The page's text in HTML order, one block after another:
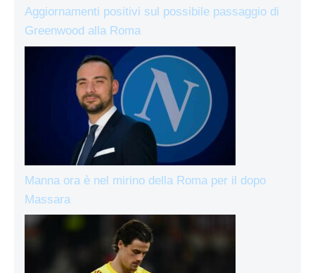
Aggiornamenti positivi sul possibile passaggio di
Greenwood alla Roma
Manna ora è nel mirino della Roma per il dopo
Massara